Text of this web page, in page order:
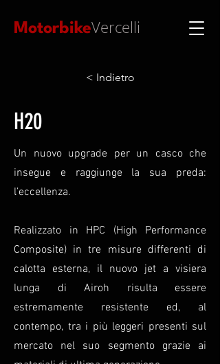
MotorbikeVercelli
< Indietro
H20
Un nuovo upgrade per un casco che
insegue e raggiunge la sua preda:
l’eccellenza.
Realizzato in HPC (High Performance
Composite) in tre misure differenti di
calotta esterna, il nuovo jet a visiera
lunga di Airoh risulta essere
estremamente resistente ed, al
contempo, tra i più leggeri presenti sul
mercato nel suo segmento grazie ai